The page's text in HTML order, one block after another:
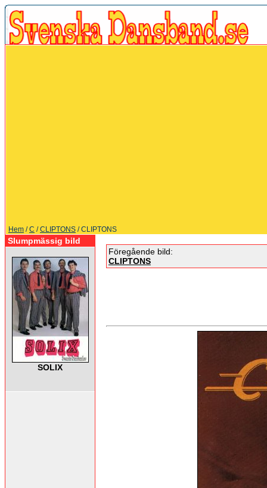
Hem /C /CLIPTONS / CLIPTONS
Slumpmässig bild
SOLIX
Föregående bild:
CLIPTONS